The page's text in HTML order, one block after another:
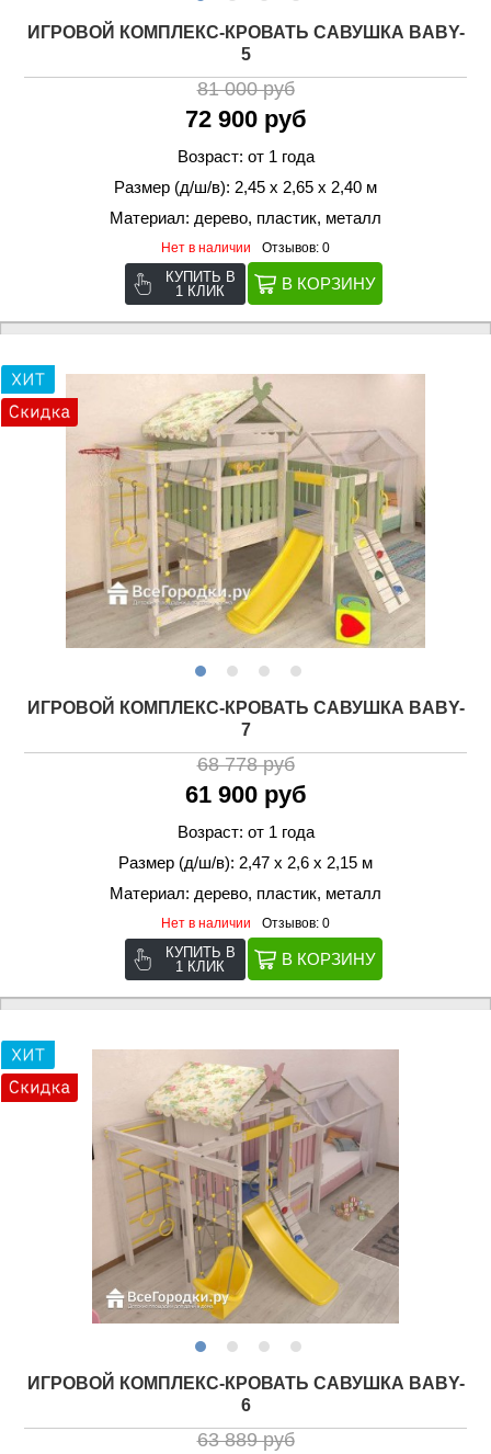
ИГРОВОЙ КОМПЛЕКС-КРОВАТЬ САВУШКА BABY-
5
81 000 руб
72 900 руб
Возраст: от 1 года
Размер (д/ш/в): 2,45 х 2,65 х 2,40 м
Материал: дерево, пластик, металл
Нет в наличии Отзывов: 0
КУПИТЬ В
1 КЛИК
ИГРОВОЙ КОМПЛЕКС-КРОВАТЬ САВУШКА BABY-
7
68 778 руб
61 900 руб
Возраст: от 1 года
Размер (д/ш/в): 2,47 х 2,6 х 2,15 м
Материал: дерево, пластик, металл
Нет в наличии Отзывов: 0
КУПИТЬ В
1 КЛИК
ИГРОВОЙ КОМПЛЕКС-КРОВАТЬ САВУШКА BABY-
6
63 889 руб